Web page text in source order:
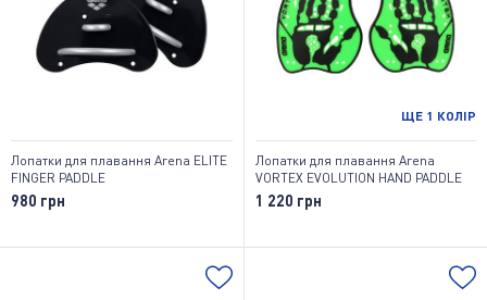
Лопатки для плавання Arena ELITE
FINGER PADDLE
980 грн
ЩЕ 1 КОЛІР
Лопатки для плавання Arena
VORTEX EVOLUTION HAND PADDLE
1 220 грн